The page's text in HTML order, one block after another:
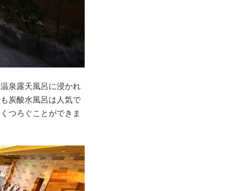
泉露天風呂に浸かれ
炭酸水風呂は人気で
つろぐことができま